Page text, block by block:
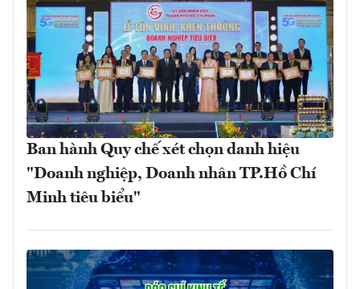
Ban hành Quy chế xét chọn danh hiệu
"Doanh nghiệp, Doanh nhân TP.Hồ Chí
Minh tiêu biểu"